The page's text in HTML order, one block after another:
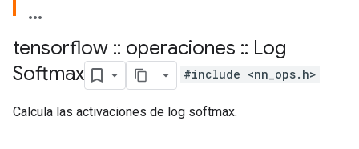
tensorflow :: operaciones :: Log
Softmax
#include <nn_ops.h>
Calcula las activaciones de log softmax.